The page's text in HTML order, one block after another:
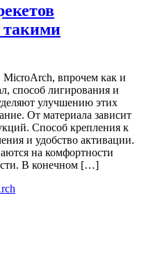
впрочем как и
способ лигирования и
улучшению этих
От материала зависит
Способ крепления к
и удобство активации.
на комфортности
В конечном […]